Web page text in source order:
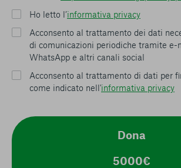
Ho letto l’informativa privacy
Acconsento al trattamento dei dati
di comunicazioni periodiche tramite e-
WhatsApp e altri canali social
Acconsento al trattamento di dati per
come indicato nell'informativa privacy
Dona
5000€